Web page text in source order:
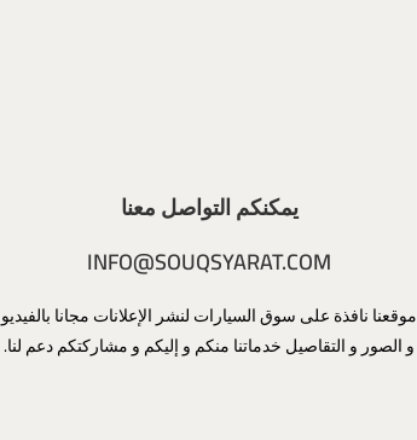
يمكنكم التواصل معنا
INFO@SOUQSYARAT.COM
موقعنا نافذة على سوق السيارات لنشر الإعلانات مجانا بالفيديو
و الصور و التقاصيل خدماتنا منكم و إليكم و مشاركتكم دعم لنا.